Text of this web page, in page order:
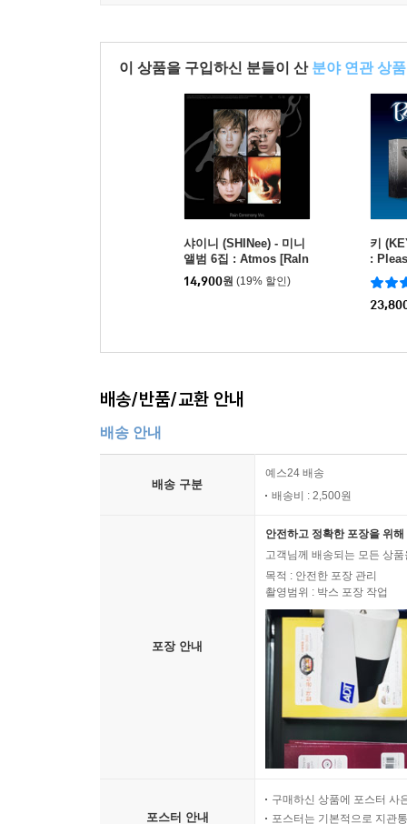
이 상품을 구입하신 분들이 산 분야 연관 상품
샤이니 (SHINee) - 미니
앨범 6집 : Atmos [RaIn
Ceremony Ver.][ONEW]
14,900원 (19% 할인)
키
:
배송/반품/교환 안내
배송 안내
배송 구분
예스24 배송
배송비 : 2,500원
포장 안내
안전하고 정확한 포장을 위
고객님께 배송되는 모든 상
목적 : 안전한 포장 관리
촬영범위 : 박스 포장 작업
포스터 안내
구매하신 상품에 포스터 사
포스터는 기본적으로 지관